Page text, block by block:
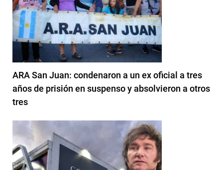
ARA San Juan: condenaron a un ex oficial a tres
años de prisión en suspenso y absolvieron a otros
tres